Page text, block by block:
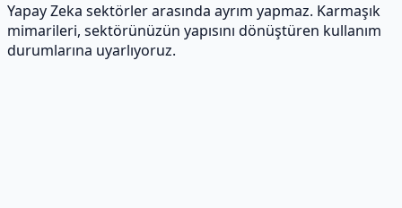
Yapay Zeka sektörler arasında ayrım yapmaz. Karmaşık
mimarileri, sektörünüzün yapısını dönüştüren kullanım
durumlarına uyarlıyoruz.